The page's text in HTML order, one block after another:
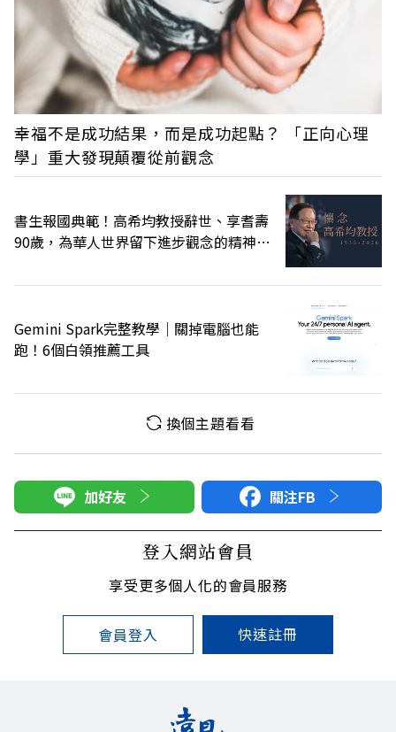
幸福不是成功結果，而是成功起點？ 「正向心理
學」重大發現顛覆從前觀念
書生報國典範！高希均教授辭世、享耆壽
90歲，為華人世界留下進步觀念的精神遺
Gemini Spark完整教學｜關掉電腦也能
跑！6個白領推薦工具
換個主題看看
加好友 關注FB
登入網站會員
享受更多個人化的會員服務
會員登入 快速註冊